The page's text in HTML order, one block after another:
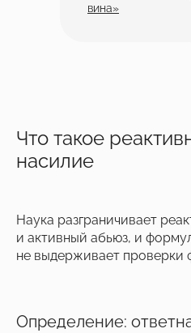
вина»
Что такое
насилие
Наука разграничивает
и активный абьюз, и
не выдерживает проверки
Определение: